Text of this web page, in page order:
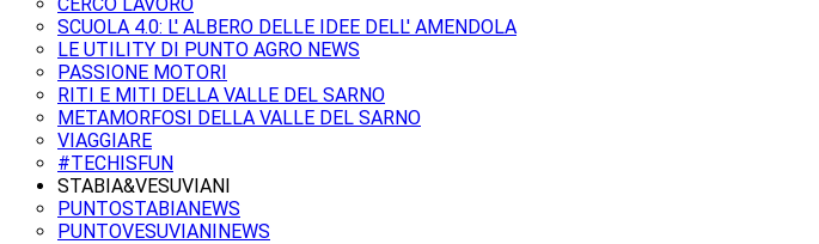
SCUOLA 4.0: L' ALBERO DELLE IDEE DELL' AMENDOLA
LE UTILITY DI PUNTO AGRO NEWS
PASSIONE MOTORI
RITI E MITI DELLA VALLE DEL SARNO
METAMORFOSI DELLA VALLE DEL SARNO
VIAGGIARE
#TECHISFUN
STABIA&VESUVIANI
PUNTOSTABIANEWS
PUNTOVESUVIANINEWS